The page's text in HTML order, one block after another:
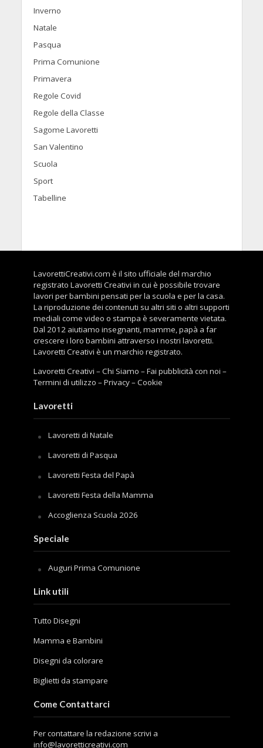
Inverno
Natale
Pasqua
Prima Comunione
Primavera
Regole Covid
Regole della Classe
Sagome Lavoretti
San Valentino
Scuola
Sport
Tabelline
LavorettiCreativi.com è il sito ufficiale del marchio
registrato Lavoretti Creativi in cui è possibile trovare
lavori per bambini pensati per la scuola e per la casa.
La riproduzione dei contenuti su altri siti o altri supporti
mediali come video o stampa è severamente vietata.
Dal 2012 aiutiamo insegnanti, mamme, papà a far
crescere i loro bambini attraverso i nostri lavoretti.
Lavoretti Creativi è un marchio registrato.
Lavoretti Creativi –Chi Siamo –Fai pubblicità con noi –
Termini di utilizzo –Privacy–Cookie
Lavoretti
Lavoretti di Natale
Lavoretti di Pasqua
Lavoretti Festa del Papà
Lavoretti Festa della Mamma
Accoglienza Scuola 2026
Speciale
Auguri Prima Comunione
Link utili
Tutto Disegni
Mamma e Bambini
Disegni da colorare
Biglietti da stampare
Come Contattarci
Per contattare la redazione scrivi a
info@lavoretticreativi.com